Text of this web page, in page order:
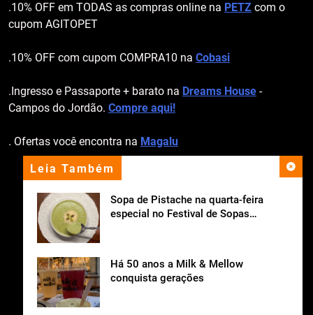
Leia Também
Sopa de Pistache na quarta-feira
especial no Festival de Sopas
Há 50 anos a Milk & Mellow
conquista gerações
.10% OFF em TODAS as compras online na PETZ com o
cupom AGITOPET
.10% OFF com cupom COMPRA10 na Cobasi
.Ingresso e Passaporte + barato na Dreams House -
Campos do Jordão. Compre aqui!
. Ofertas você encontra na Magalu
apoio institucional